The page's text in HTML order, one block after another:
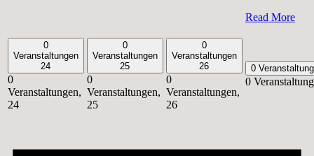
Read More
0
Veranstaltungen
24
0
Veranstaltungen,
24
0
Veranstaltungen
25
0
Veranstaltungen,
25
0
Veranstaltungen
26
0
Veranstaltungen,
26
0
0